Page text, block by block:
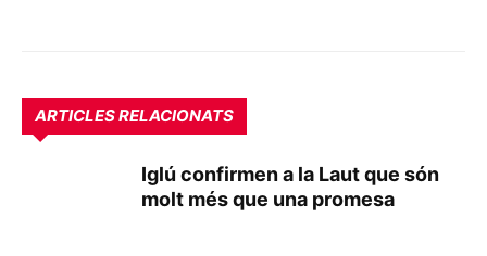
ARTICLES RELACIONATS
Iglú confirmen a la Laut que són
molt més que una promesa